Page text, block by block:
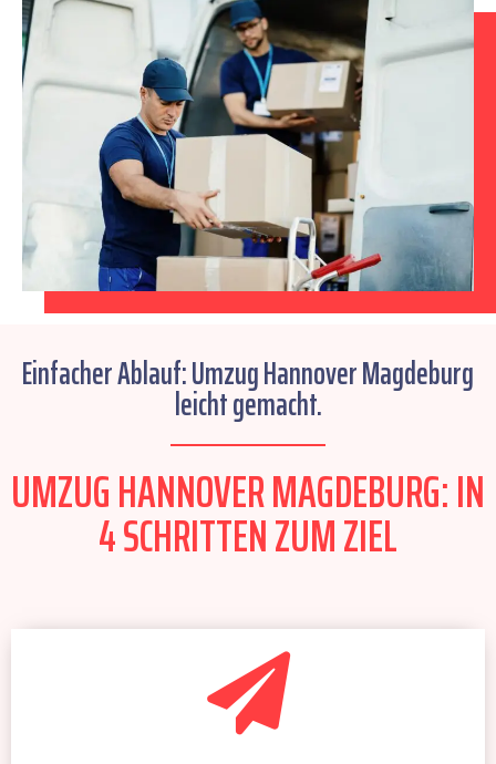
Einfacher Ablauf: Umzug Hannover Magdeburg
leicht gemacht.
UMZUG HANNOVER MAGDEBURG: IN
4 SCHRITTEN ZUM ZIEL